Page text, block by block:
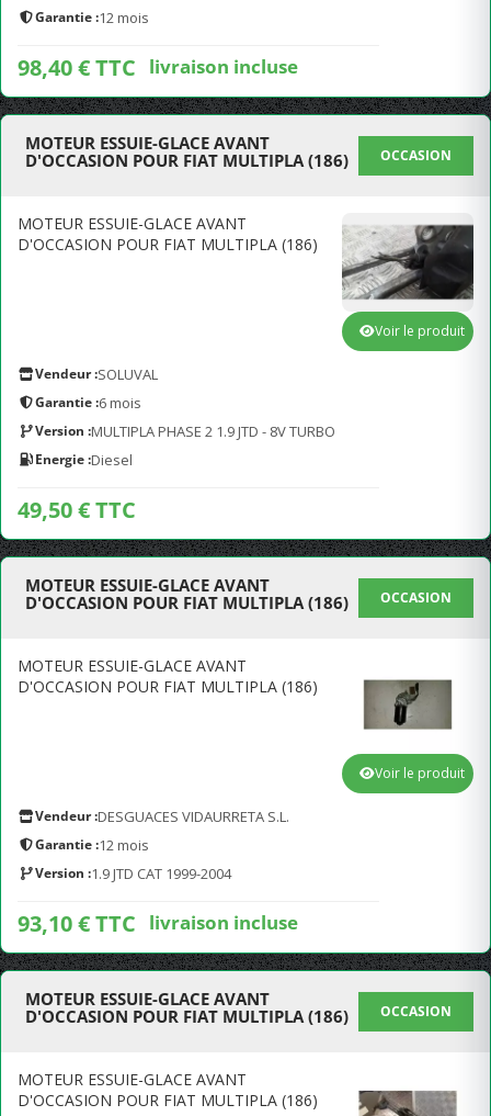
Garantie :12 mois
98,40 € TTC livraison incluse
MOTEUR ESSUIE-GLACE AVANT
D'OCCASION POUR FIAT MULTIPLA (186)
OCCASION
MOTEUR ESSUIE-GLACE AVANT
D'OCCASION POUR FIAT MULTIPLA (186)
Vendeur :SOLUVAL
Garantie :6 mois
Version :MULTIPLA PHASE 2 1.9 JTD - 8V TURBO
Energie :Diesel
49,50 € TTC
Voir le produit
MOTEUR ESSUIE-GLACE AVANT
D'OCCASION POUR FIAT MULTIPLA (186)
OCCASION
MOTEUR ESSUIE-GLACE AVANT
D'OCCASION POUR FIAT MULTIPLA (186)
Vendeur :DESGUACES VIDAURRETA S.L.
Garantie :12 mois
Version :1.9 JTD CAT 1999-2004
93,10 € TTC livraison incluse
Voir le produit
MOTEUR ESSUIE-GLACE AVANT
D'OCCASION POUR FIAT MULTIPLA (186)
OCCASION
MOTEUR ESSUIE-GLACE AVANT
D'OCCASION POUR FIAT MULTIPLA (186)